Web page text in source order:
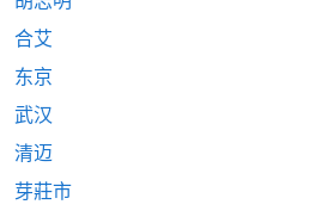
合艾
东京
武汉
清迈
芽莊市